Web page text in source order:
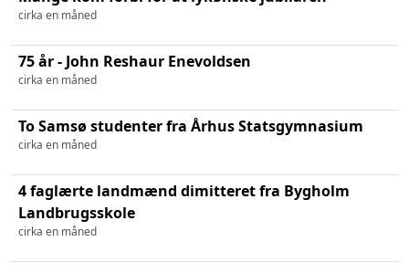
cirka en måned
75 år - John Reshaur Enevoldsen
cirka en måned
To Samsø studenter fra Århus Statsgymnasium
cirka en måned
4 faglærte landmænd dimitteret fra Bygholm
Landbrugsskole
cirka en måned